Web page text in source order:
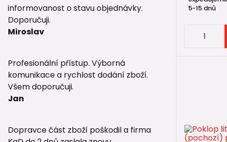
informovanost o stavu objednávky.
Doporučuji.
Miroslav
Profesionální přístup. Výborná
komunikace a rychlost dodání zboží.
Všem doporučuji.
Jan
Dopravce část zboží poškodil a firma
Zpětné
Poklopy a
plochám.
5-15 dnů